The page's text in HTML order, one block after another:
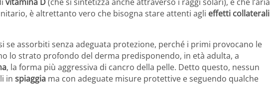
è altrettanto vero che bisogna stare attenti agli effetti collaterali
se assorbiti senza adeguata protezione, perché i primi provocano le
lo strato profondo del derma predisponendo, in età adulta, a
, la forma più aggressiva di cancro della pelle. Detto questo, nessun
in spiaggia ma con adeguate misure protettive e seguendo qualche